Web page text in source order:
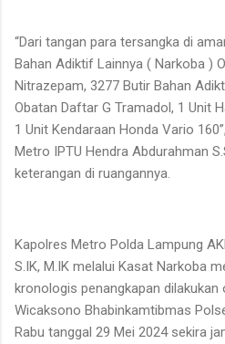
“Dari tangan para tersangka di
Bahan Adiktif Lainnya ( Narkoba )
Nitrazepam, 3277 Butir Bahan
Obatan Daftar G Tramadol, 1 Unit
1 Unit Kendaraan Honda Vario 160”,
Metro IPTU Hendra Abdurahman
keterangan di ruangannya.
Kapolres Metro Polda Lampung
S.IK, M.IK melalui Kasat Narkoba
kronologis penangkapan dilakukan
Wicaksono Bhabinkamtibmas
Rabu tanggal 29 Mei 2024 sekira